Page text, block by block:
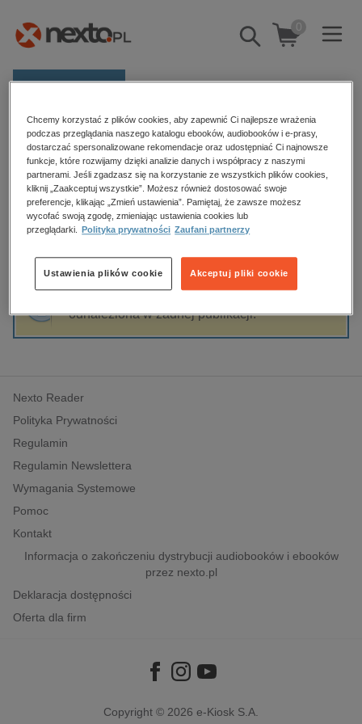
Pokaż/schowaj
wyszukiwarkę
0
E-prasa
Kategorie
Zobacz wszystkie E-prasa
budownictwo, aranżacja wnętrz
biznesowe, branżowe, gospodarka
edukacja
hobby, sport, rozrywka
komputery, internet, technologie, informatyka
polityka, społeczno-informacyjne
psychologiczne
inne
popularno-naukowe
historia
Strona główna Mirosław Karpiuk
Mirosław Karpiuk
Sortowanie Filtrowanie
odnaleziona w żadnej publikacji.
Nexto Reader
Polityka Prywatności
Regulamin
Regulamin Newslettera
Wymagania Systemowe
Pomoc
Kontakt
Informacja o zakończeniu dystrybucji audiobooków i ebooków
przez nexto.pl
Deklaracja dostępności
Oferta dla firm
Copyright © 2026 e-Kiosk S.A.
Chcemy korzystać z plików cookies, aby zapewnić Ci najlepsze wrażenia
podczas przeglądania naszego katalogu ebooków, audiobooków i e-prasy,
dostarczać spersonalizowane rekomendacje oraz udostępniać Ci najnowsze
funkcje, które rozwijamy dzięki analizie danych i współpracy z naszymi
partnerami. Jeśli zgadzasz się na korzystanie ze wszystkich plików cookies,
kliknij „Zaakceptuj wszystkie”. Możesz również dostosować swoje
preferencje, klikając „Zmień ustawienia”. Pamiętaj, że zawsze możesz
wycofać swoją zgodę, zmieniając ustawienia cookies lub
przeglądarki.
Polityka prywatności Zaufani partnerzy
Akceptuj pliki cookie
Ustawienia plików cookie